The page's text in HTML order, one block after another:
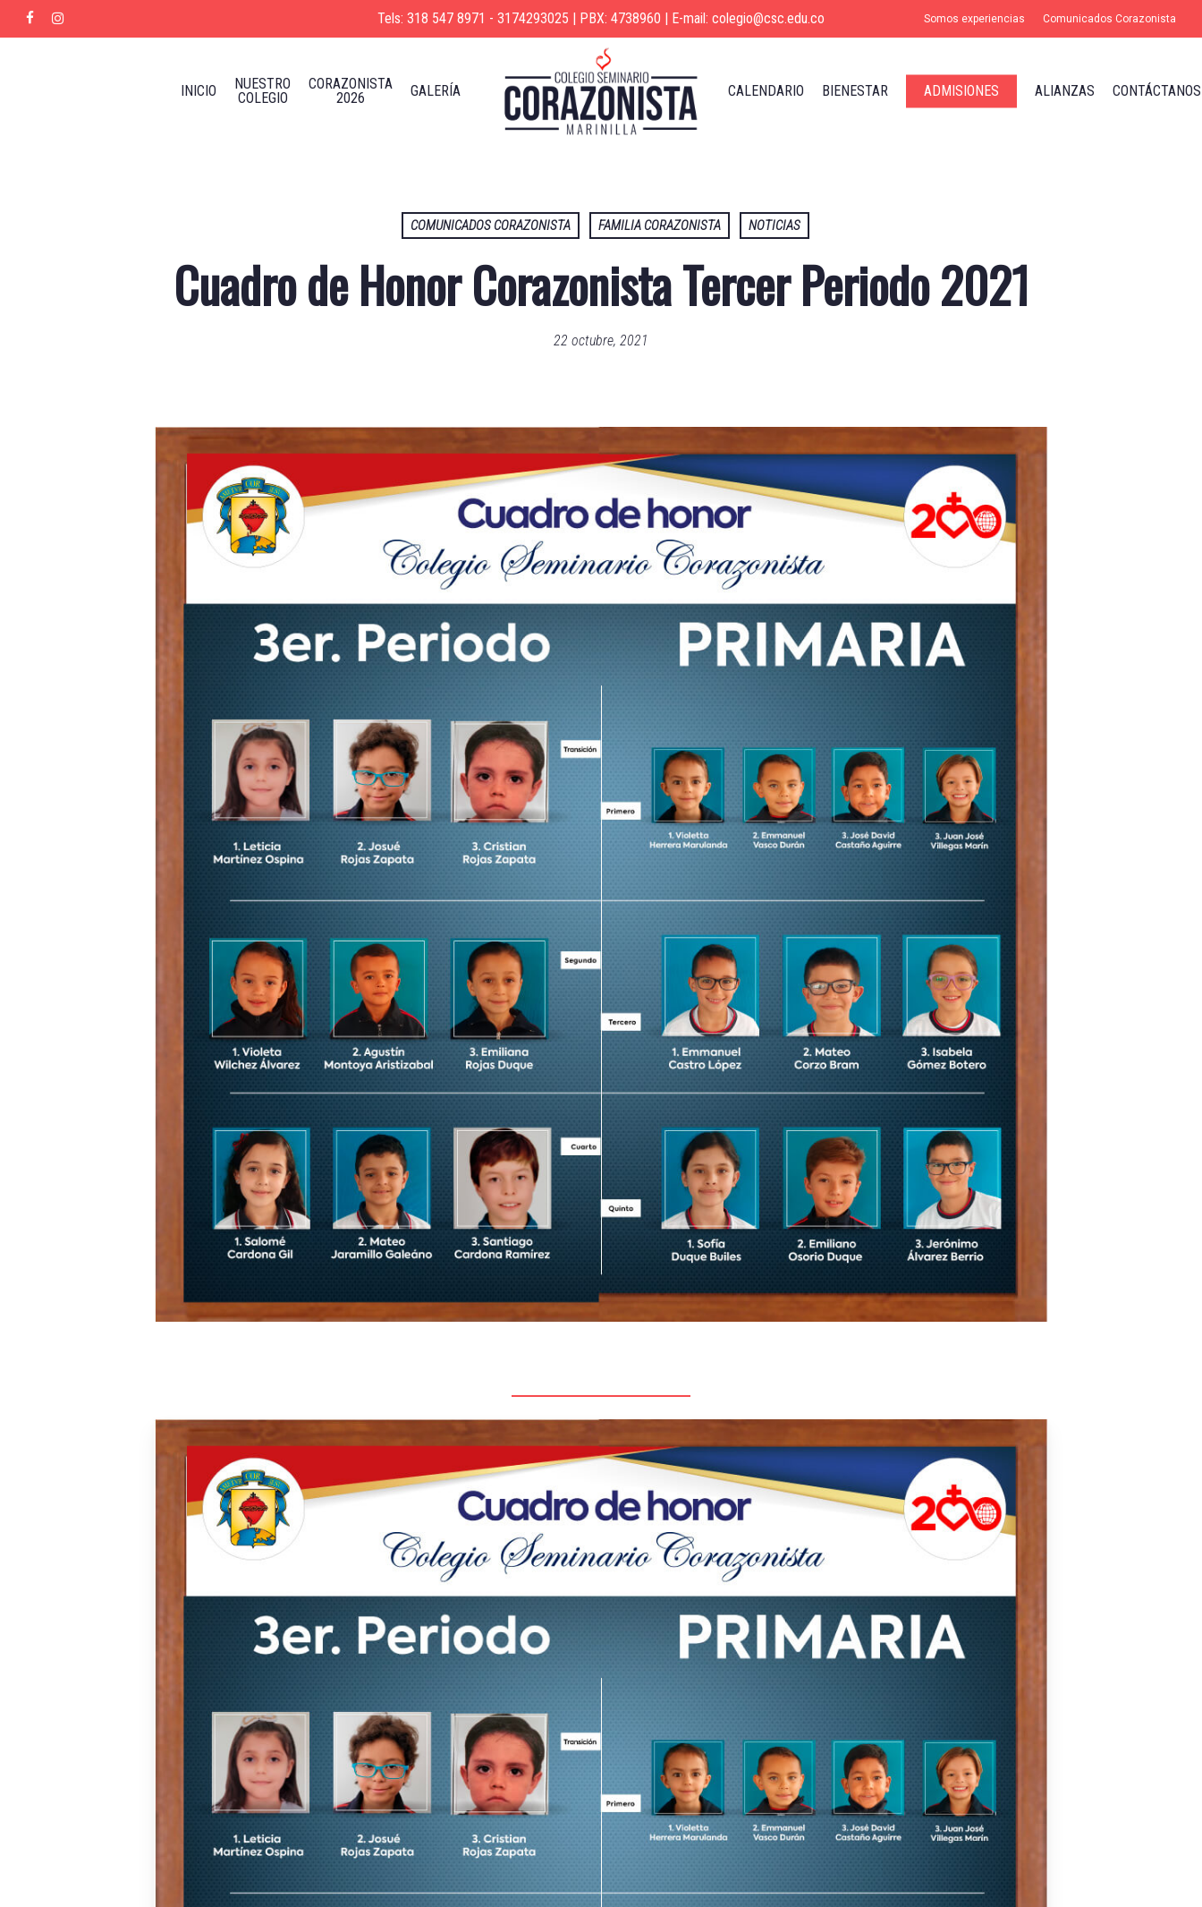
facebookinstagram Tels: 318 547 8971 - 3174293025 | PBX: 4738960 | E-mail: colegio@csc.edu.co Somos experiencias Comunicados Corazonista
INICIO
NUESTRO
COLEGIO
CORAZONISTA
2026
GALERÍA CALENDARIO BIENESTAR ADMISIONES ALIANZAS CONTÁCTANOS
COMUNICADOS CORAZONISTA FAMILIA CORAZONISTA NOTICIAS
Cuadro de Honor Corazonista Tercer Periodo 2021
22 octubre, 2021